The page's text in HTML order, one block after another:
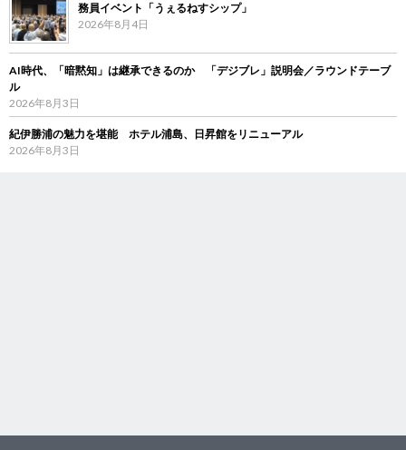
務員イベント「うぇるねすシップ」
2026年8月4日
AI時代、「暗黙知」は継承できるのか 「デジブレ」説明会／ラウンドテーブ
ル
2026年8月3日
紀伊勝浦の魅力を堪能 ホテル浦島、日昇館をリニューアル
2026年8月3日